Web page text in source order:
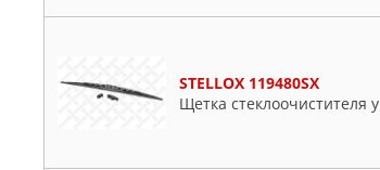
STELLOX 119480SX
Щетка стеклоочистителя